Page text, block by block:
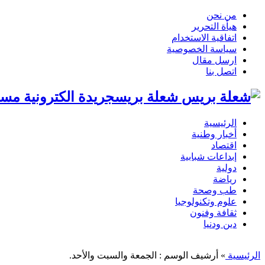
من نحن
هيأة التحرير
اتفاقية الاستخدام
سياسة الخصوصية
ارسل مقال
اتصل بنا
شعلة بريسجريدة الكترونية
الرئيسية
أخبار وطنية
اقتصاد
إبداعات شبابية
دولية
رياضة
طب وصحة
علوم وتكنولوجيا
ثقافة وفنون
دين ودنيا
الرئيسية » أرشيف الوسم : الجمعة والسبت والأحد.